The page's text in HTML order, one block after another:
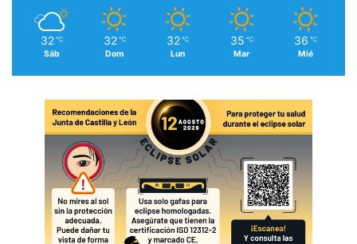
32 ℃
Sáb
32 ℃
Dom
32 ℃
Lun
35 ℃
Mar
36 ℃
Mié